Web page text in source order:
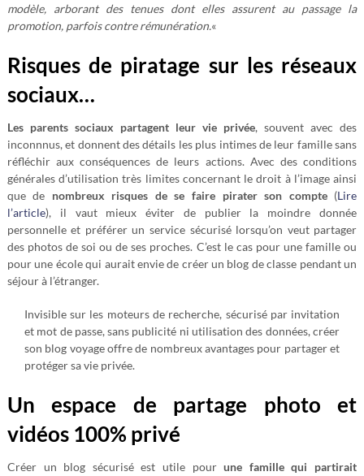
modèle, arborant des tenues dont elles assurent au passage la
promotion, parfois contre rémunération.«
Risques de piratage sur les réseaux
sociaux…
Les parents sociaux partagent leur vie privée, souvent avec des
inconnnus, et donnent des détails les plus intimes de leur famille sans
réfléchir aux conséquences de leurs actions. Avec des conditions
générales d’utilisation très limites concernant le droit à l’image ainsi
que de nombreux risques de se faire pirater son compte (Lire
l’article), il vaut mieux éviter de publier la moindre donnée
personnelle et préférer un service sécurisé lorsqu’on veut partager
des photos de soi ou de ses proches. C’est le cas pour une famille ou
pour une école qui aurait envie de créer un blog de classe pendant un
séjour à l’étranger.
Invisible sur les moteurs de recherche, sécurisé par invitation
et mot de passe, sans publicité ni utilisation des données, créer
son blog voyage offre de nombreux avantages pour partager et
protéger sa vie privée.
Un espace de partage photo et
vidéos 100% privé
Créer un blog sécurisé est utile pourune famille qui partirait